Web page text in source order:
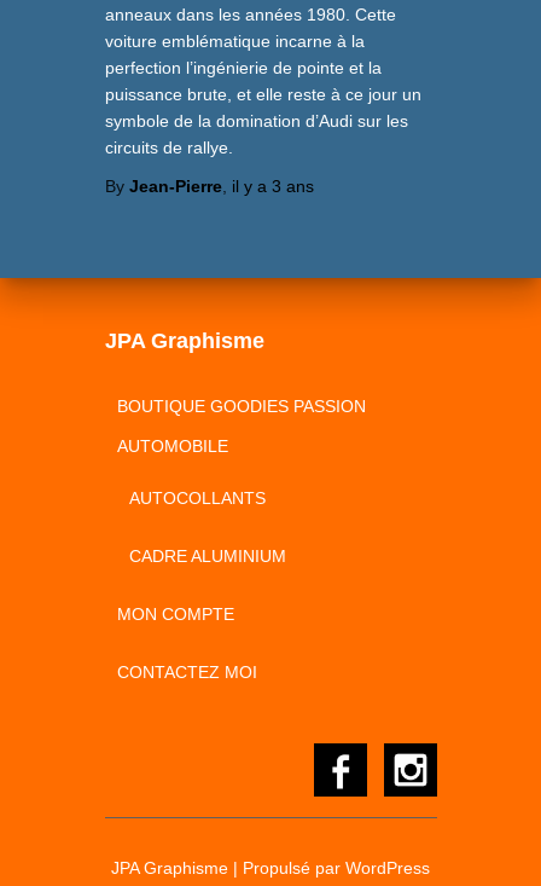
anneaux dans les années 1980. Cette
voiture emblématique incarne à la
perfection l’ingénierie de pointe et la
puissance brute, et elle reste à ce jour un
symbole de la domination d’Audi sur les
circuits de rallye.
By Jean-Pierre, il y a 3 ans
JPA Graphisme
BOUTIQUE GOODIES PASSION
AUTOMOBILE
AUTOCOLLANTS
CADRE ALUMINIUM
MON COMPTE
CONTACTEZ MOI
JPA Graphisme | Propulsé par WordPress